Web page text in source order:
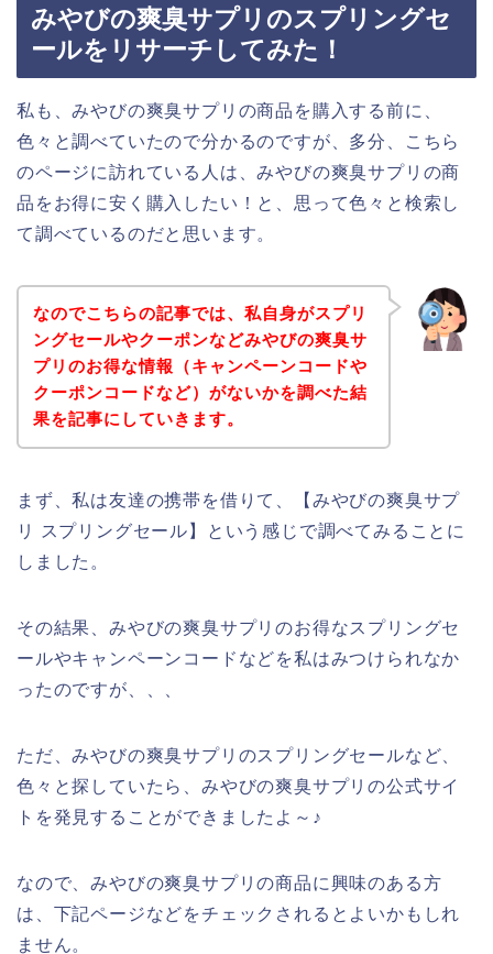
みやびの爽臭サプリのスプリングセ
ールをリサーチしてみた！
私も、みやびの爽臭サプリの商品を購入する前に、
色々と調べていたので分かるのですが、多分、こちら
のページに訪れている人は、みやびの爽臭サプリの商
品をお得に安く購入したい！と、思って色々と検索し
て調べているのだと思います。
なのでこちらの記事では、私自身がスプリ
ングセールやクーポンなどみやびの爽臭サ
プリのお得な情報（キャンペーンコードや
クーポンコードなど）がないかを調べた結
果を記事にしていきます。
まず、私は友達の携帯を借りて、【みやびの爽臭サプ
リ スプリングセール】という感じで調べてみることに
しました。
その結果、みやびの爽臭サプリのお得なスプリングセ
ールやキャンペーンコードなどを私はみつけられなか
ったのですが、、、
ただ、みやびの爽臭サプリのスプリングセールなど、
色々と探していたら、みやびの爽臭サプリの公式サイ
トを発見することができましたよ～♪
なので、みやびの爽臭サプリの商品に興味のある方
は、下記ページなどをチェックされるとよいかもしれ
ません。